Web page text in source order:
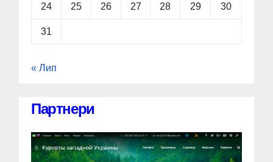
24 25 26 27 28 29 30
31
« Лип
Партнери